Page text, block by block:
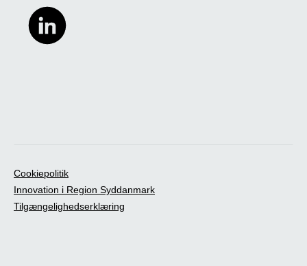
Cookiepolitik
Innovation i Region Syddanmark
Tilgængelighedserklæring